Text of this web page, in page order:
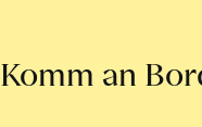
Komm an